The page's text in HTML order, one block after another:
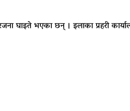
भएका छन् । इलाका प्रहरी